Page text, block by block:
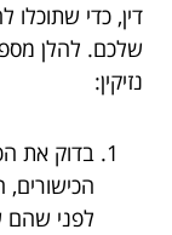
דין, כדי
שלכם. להלן
נזיקין:
בדוק את
הכישורים,
לפני שהם